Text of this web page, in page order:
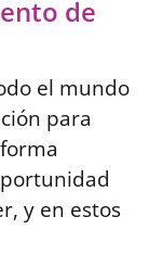
de
el mundo
para
y en estos